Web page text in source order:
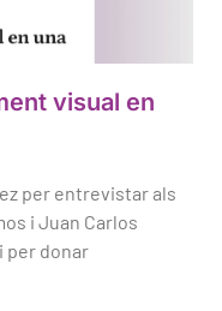
visual en
per entrevistar als
i Juan Carlos
per donar